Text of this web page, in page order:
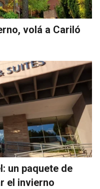
volá a Cariló
un paquete de
el invierno